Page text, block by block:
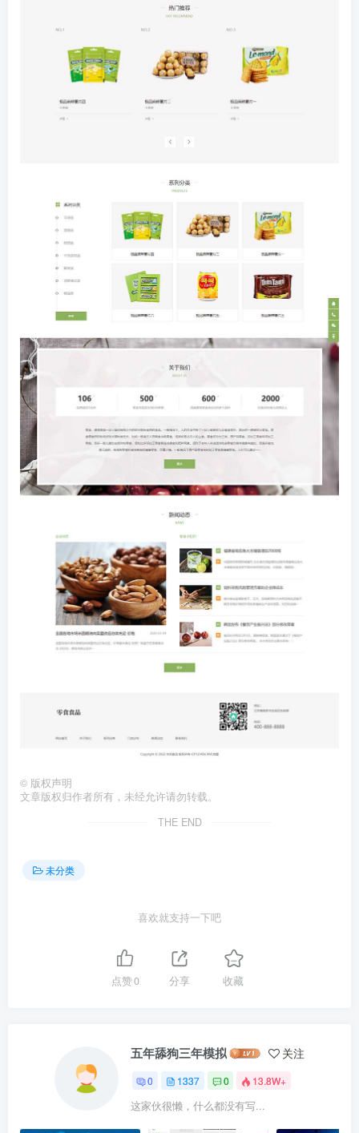
© 版权声明
文章版权归作者所有，未经允许请勿转载。
THE END
未分类
喜欢就支持一下吧
点赞0 分享 收藏
五年舔狗三年模拟 关注
0 1337 0 13.8W+
这家伙很懒，什么都没有写...